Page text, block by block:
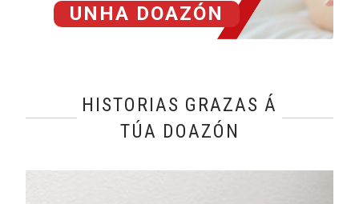
UNHA DOAZÓN
HISTORIAS GRAZAS Á
TÚA DOAZÓN